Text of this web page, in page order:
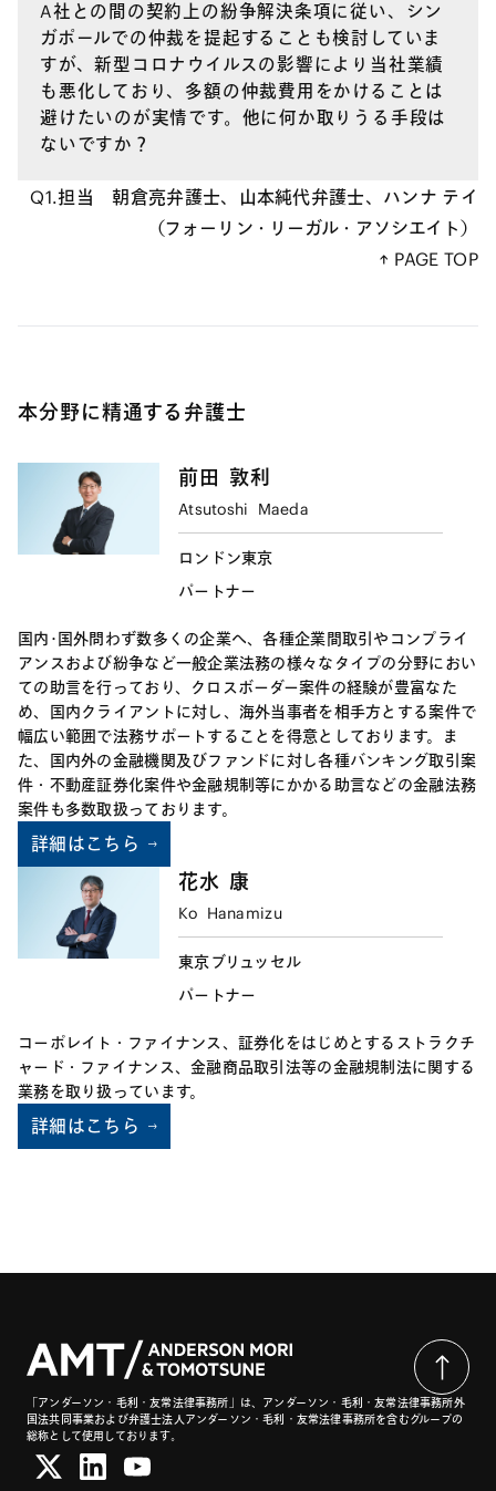
（5）職場でのマスク着用
（7）物理的な接触ポイントの最小化
（8）健康状態の確認・予防措置の実行
ASIA &
EMERGING COUNTRIES LEGAL UPDATE（2020年5
月号）
A社との間の契約上の紛争解決条項に従い、シン
ガポールでの仲裁を提起することも検討していま
すが、新型コロナウイルスの影響により当社業績
も悪化しており、多額の仲裁費用をかけることは
避けたいのが実情です。他に何か取りうる手段は
ないですか？
・訴額100万シンガポールドル未満の場合：3000
シンガポールドル
・訴額100万シンガポールドル以上500万シンガポ
ールドル以下の場合：6500シンガポールドルまた
は訴額の0.3％の金額のいずれか低い方
ポールドルまたは訴額の0.13%の金額のいずれか
低い方
Q1.担当 朝倉亮弁護士、山本純代弁護士、ハンナ テイ
（フォーリン・リーガル・アソシエイト）
↑ PAGE TOP
本分野に精通する弁護士
前田 敦利
Atsutoshi Maeda
ロンドン東京
パートナー
国内･国外問わず数多くの企業へ、各種企業間取引やコンプライ
アンスおよび紛争など一般企業法務の様々なタイプの分野におい
ての助言を行っており、クロスボーダー案件の経験が豊富なた
め、国内クライアントに対し、海外当事者を相手方とする案件で
幅広い範囲で法務サポートすることを得意としております。ま
た、国内外の金融機関及びファンドに対し各種バンキング取引案
件・不動産証券化案件や金融規制等にかかる助言などの金融法務
案件も多数取扱っております。
詳細はこちら
花水 康
Ko Hanamizu
東京ブリュッセル
パートナー
コーポレイト・ファイナンス、証券化をはじめとするストラクチ
ャード・ファイナンス、金融商品取引法等の金融規制法に関する
業務を取り扱っています。
詳細はこちら
「アンダーソン・毛利・友常法律事務所」は、アンダーソン・毛利・友常法律事務所外
国法共同事業および弁護士法人アンダーソン・毛利・友常法律事務所を含むグループの
総称として使用しております。